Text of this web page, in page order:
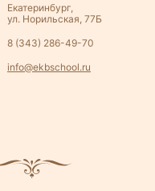
Екатеринбург,
ул. Норильская, 77Б
8 (343) 286-49-70
info@ekbschool.ru